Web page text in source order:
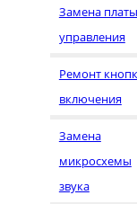
Замена платы
управления
Ремонт
включения
Замена
микросхемы
звука